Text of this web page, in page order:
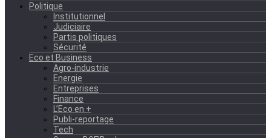
Politique
Institutionnel
Judiciaire
Partis politiques
Sécurité
Eco et Business
Agro-industrie
Energie
Entreprises
Finance
L’Eco en +
Publi-reportage
Tech